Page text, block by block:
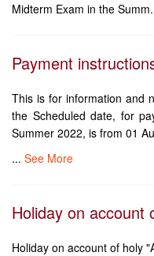
Midterm Exam in the
Payment
This is for information and
the Scheduled date, for
Summer 2022, is from 01
... See More
Holiday on account
Holiday on account of holy